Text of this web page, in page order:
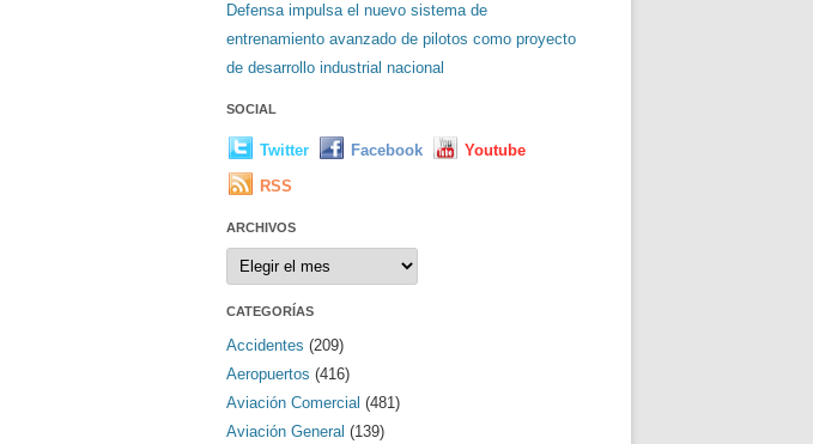
Defensa impulsa el nuevo sistema de
entrenamiento avanzado de pilotos como proyecto
de desarrollo industrial nacional
SOCIAL
Twitter Facebook
Youtube
RSS
ARCHIVOS
Archivos
CATEGORÍAS
Accidentes (209)
Aeropuertos (416)
Aviación Comercial (481)
Aviación General (139)